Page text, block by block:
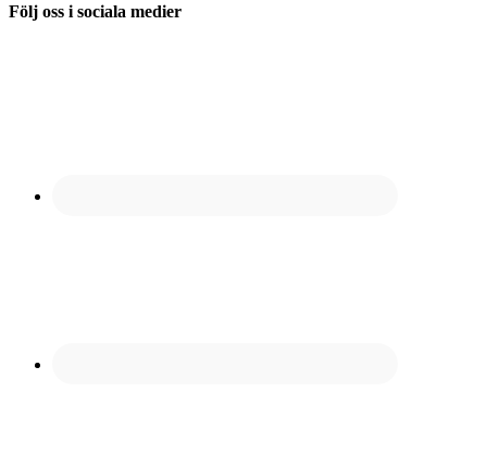
Följ oss i sociala medier